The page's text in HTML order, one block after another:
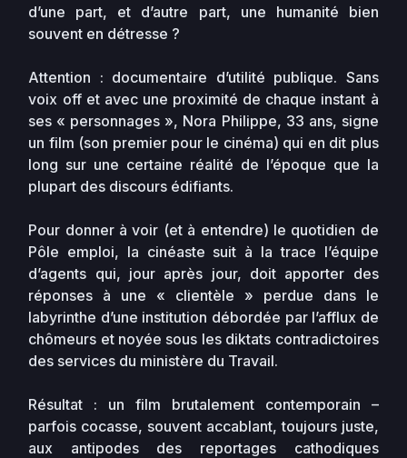
d’une part, et d’autre part, une humanité bien
souvent en détresse ?
Attention : documentaire d’utilité publique. Sans
voix off et avec une proximité de chaque instant à
ses « personnages », Nora Philippe, 33 ans, signe
un film (son premier pour le cinéma) qui en dit plus
long sur une certaine réalité de l’époque que la
plupart des discours édifiants.
Pour donner à voir (et à entendre) le quotidien de
Pôle emploi, la cinéaste suit à la trace l’équipe
d’agents qui, jour après jour, doit apporter des
réponses à une « clientèle » perdue dans le
labyrinthe d’une institution débordée par l’afflux de
chômeurs et noyée sous les diktats contradictoires
des services du ministère du Travail.
Résultat : un film brutalement contemporain –
parfois cocasse, souvent accablant, toujours juste,
aux antipodes des reportages cathodiques